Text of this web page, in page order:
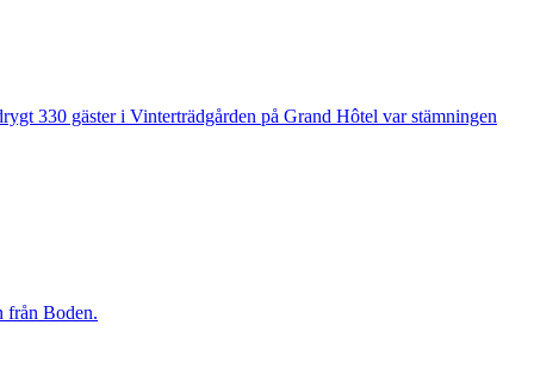
330 gäster i Vinterträdgården på Grand Hôtel var stämningen
från Boden.